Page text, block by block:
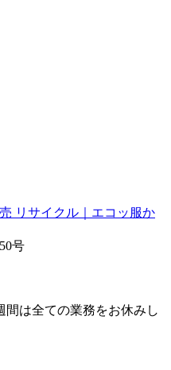
号
間は全ての業務をお休みし